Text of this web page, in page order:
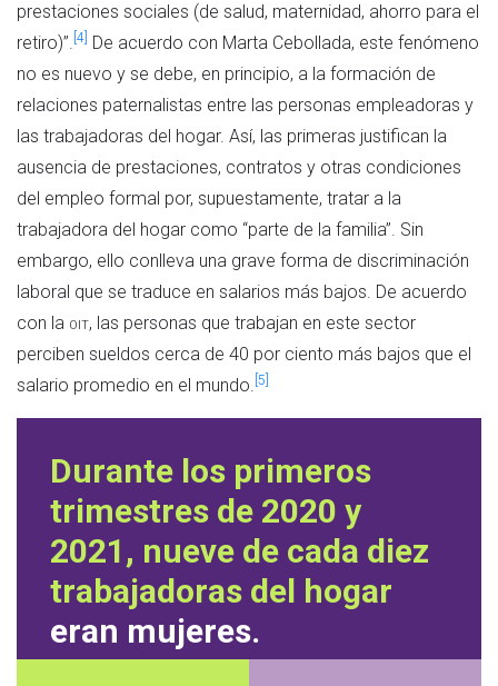
prestaciones sociales (de salud, maternidad, ahorro para el
retiro)”. [4] De acuerdo con Marta Cebollada, este fenómeno
no es nuevo y se debe, en principio, a la formación de
relaciones paternalistas entre las personas empleadoras y
las trabajadoras del hogar. Así, las primeras justifican la
ausencia de prestaciones, contratos y otras condiciones
del empleo formal por, supuestamente, tratar a la
trabajadora del hogar como “parte de la familia”. Sin
embargo, ello conlleva una grave forma de discriminación
laboral que se traduce en salarios más bajos. De acuerdo
con la oit, las personas que trabajan en este sector
perciben sueldos cerca de 40 por ciento más bajos que el
salario promedio en el mundo. [5]
Durante los primeros
trimestres de 2020 y
2021, nueve de cada diez
trabajadoras del hogar
eran mujeres.